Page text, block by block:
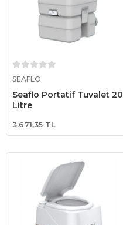
SEAFLO
Seaflo Portatif Tuvalet 20
Litre
3.671,35 TL